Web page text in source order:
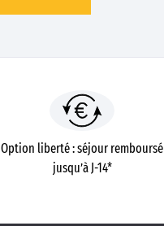
Option liberté : séjour remboursé
jusqu’à J-14*